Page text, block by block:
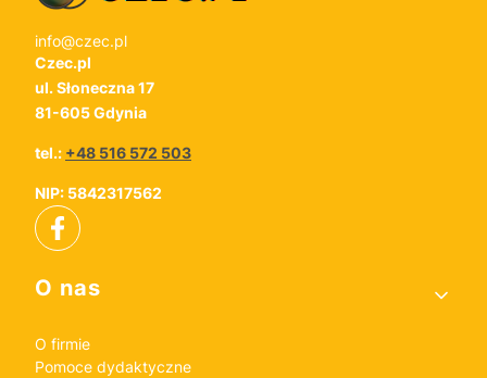
info@czec.pl
Czec.pl
ul. Słoneczna 17
81-605 Gdynia
tel.: +48 516 572 503
NIP: 5842317562
Linki w stopce
O nas
O firmie
Pomoce dydaktyczne